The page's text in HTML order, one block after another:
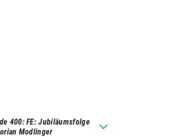
400 FE: Jubiläumsfolge
Modlinger